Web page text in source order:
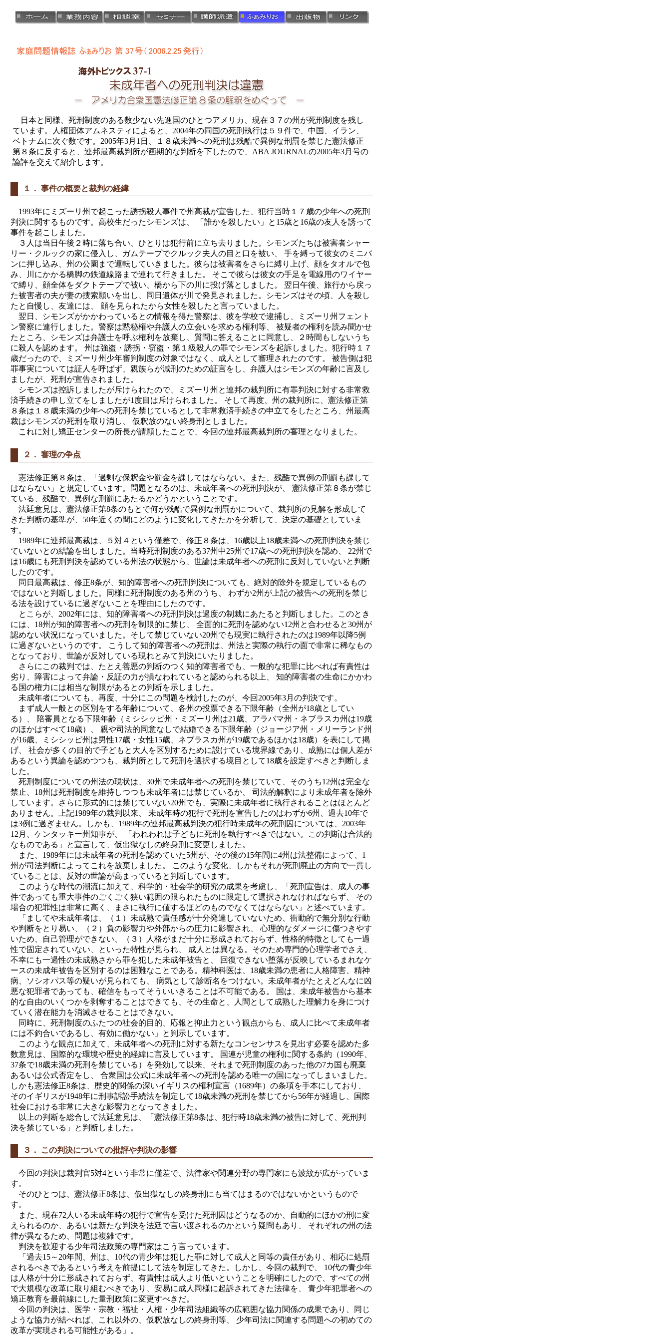
日本と同様、死刑制度のある数少ない先進国のひとつアメリカ、現在３７の州が死刑制度を残し
ています。人権団体アムネスティによると、2004年の同国の死刑執行は５９件で、中国、イラン、
ベトナムに次ぐ数です。2005年3月1日、１８歳未満への死刑は残酷で異例な刑罰を禁じた憲法修正
第８条に反すると、連邦最高裁判所が画期的な判断を下したので、ABA JOURNALの2005年3月号の
論評を交えて紹介します。
１． 事件の概要と裁判の経緯
1993年にミズーリ州で起こった誘拐殺人事件で州高裁が宣告した、犯行当時１７歳の少年への死刑
判決に関するものです。高校生だったシモンズは、 「誰かを殺したい」と15歳と16歳の友人を誘って
事件を起こしました。
３人は当日午後２時に落ち合い、ひとりは犯行前に立ち去りました。シモンズたちは被害者シャー
リー・クルックの家に侵入し、ガムテープでクルック夫人の目と口を被い、 手を縛って彼女のミニバ
ンに押し込み、州の公園まで運転していきました。彼らは被害者をさらに縛り上げ、顔をタオルで包
み、川にかかる橋脚の鉄道線路まで連れて行きました。 そこで彼らは彼女の手足を電線用のワイヤー
で縛り、顔全体をダクトテープで被い、橋から下の川に投げ落としました。 翌日午後、旅行から戻っ
た被害者の夫が妻の捜索願いを出し、同日遺体が川で発見されました。シモンズはその頃、人を殺し
たと自慢し、友達には、 顔を見られたから女性を殺したと言っていました。
翌日、シモンズがかかわっているとの情報を得た警察は、彼を学校で逮捕し、ミズーリ州フェント
ン警察に連行しました。警察は黙秘権や弁護人の立会いを求める権利等、 被疑者の権利を読み聞かせ
たところ、シモンズは弁護士を呼ぶ権利を放棄し、質問に答えることに同意し、２時間もしないうち
に殺人を認めます。 州は強盗・誘拐・窃盗・第１級殺人の罪でシモンズを起訴しました。犯行時１７
歳だったので、ミズーリ州少年審判制度の対象ではなく、成人として審理されたのです。 被告側は犯
罪事実については証人を呼ばず、親族らが減刑のための証言をし、弁護人はシモンズの年齢に言及し
ましたが、死刑が宣告されました。
シモンズは控訴しましたが斥けられたので、ミズーリ州と連邦の裁判所に有罪判決に対する非常救
済手続きの申し立てをしましたが1度目は斥けられました。 そして再度、州の裁判所に、憲法修正第
８条は１８歳未満の少年への死刑を禁じているとして非常救済手続きの申立てをしたところ、州最高
裁はシモンズの死刑を取り消し、 仮釈放のない終身刑としました。
これに対し矯正センターの所長が請願したことで、今回の連邦最高裁判所の審理となりました。
２． 審理の争点
憲法修正第８条は、「過剰な保釈金や罰金を課してはならない。また、残酷で異例の刑罰も課して
はならない」と規定しています。問題となるのは、未成年者への死刑判決が、 憲法修正第８条が禁じ
ている、残酷で、異例な刑罰にあたるかどうかということです。
法廷意見は、憲法修正第8条のもとで何が残酷で異例な刑罰かについて、裁判所の見解を形成して
きた判断の基準が、50年近くの間にどのように変化してきたかを分析して、決定の基礎としていま
す。
1989年に連邦最高裁は、５対４という僅差で、修正８条は、16歳以上18歳未満への死刑判決を禁じ
ていないとの結論を出しました。当時死刑制度のある37州中25州で17歳への死刑判決を認め、 22州で
は16歳にも死刑判決を認めている州法の状態から、世論は未成年者への死刑に反対していないと判断
したのです。
同日最高裁は、修正8条が、知的障害者への死刑判決についても、絶対的除外を規定しているもの
ではないと判断しました。同様に死刑制度のある州のうち、 わずか2州が上記の被告への死刑を禁じ
る法を設けているに過ぎないことを理由にしたのです。
とこらが、2002年には、知的障害者への死刑判決は過度の制裁にあたると判断しました。このとき
には、18州が知的障害者への死刑を制限的に禁じ、 全面的に死刑を認めない12州と合わせると30州が
認めない状況になっていました。そして禁じていない20州でも現実に執行されたのは1989年以降5例
に過ぎないというのです。 こうして知的障害者への死刑は、州法と実際の執行の面で非常に稀なもの
となっており、世論が反対している現れとみて判決にいたりました。
さらにこの裁判では、たとえ善悪の判断のつく知的障害者でも、一般的な犯罪に比べれば有責性は
劣り、障害によって弁論・反証の力が損なわれていると認められる以上、 知的障害者の生命にかかわ
る国の権力には相当な制限があるとの判断を示しました。
未成年者についても、再度、十分にこの問題を検討したのが、今回2005年3月の判決です。
まず成人一般との区別をする年齢について、各州の投票できる下限年齢（全州が18歳としてい
る）、 陪審員となる下限年齢（ミシシッピ州・ミズーリ州は21歳、アラバマ州・ネブラスカ州は19歳
のほかはすべて18歳）、 親や司法的同意なしで結婚できる下限年齢（ジョージア州・メリーランド州
が16歳、ミシシッピ州は男性17歳・女性15歳、ネブラスカ州が19歳であるほかは18歳）を表にして掲
げ、 社会が多くの目的で子どもと大人を区別するために設けている境界線であり、成熟には個人差が
あるという異論を認めつつも、裁判所として死刑を選択する境目として18歳を設定すべきと判断しま
した。
死刑制度についての州法の現状は、30州で未成年者への死刑を禁じていて、そのうち12州は完全な
禁止、18州は死刑制度を維持しつつも未成年者には禁じているか、 司法的解釈により未成年者を除外
しています。さらに形式的には禁じていない20州でも、実際に未成年者に執行されることはほとんど
ありません。上記1989年の裁判以来、 未成年時の犯行で死刑を宣告したのはわずか6州、過去10年で
は3例に過ぎません。しかも、1989年の連邦最高裁判決の犯行時未成年の死刑囚については、2003年
12月、ケンタッキー州知事が、 「われわれは子どもに死刑を執行すべきではない。この判断は合法的
なものである」と宣言して、仮出獄なしの終身刑に変更しました。
また、1989年には未成年者の死刑を認めていた5州が、その後の15年間に4州は法整備によって、1
州が司法判断によってこれを放棄しました。 このような変化、しかもそれが死刑廃止の方向で一貫し
ていることは、反対の世論が高まっていると判断しています。
このような時代の潮流に加えて、科学的・社会学的研究の成果を考慮し、「死刑宣告は、成人の事
件であっても重大事件のごくごく狭い範囲の限られたものに限定して選択されなければならず、 その
場合の犯罪性は非常に高く、まさに執行に値するほどのものでなくてはならない」と述べています。
「ましてや未成年者は、（１）未成熟で責任感が十分発達していないため、衝動的で無分別な行動
や判断をとり易い、（２）負の影響力や外部からの圧力に影響され、 心理的なダメージに傷つきやす
いため、自己管理ができない、（３）人格がまだ十分に形成されておらず、性格的特徴としても一過
性で固定されていない、といった特性が見られ、 成人とは異なる。そのため専門的心理学者でさえ、
不幸にも一過性の未成熟さから罪を犯した未成年被告と、 回復できない堕落が反映しているまれなケ
ースの未成年被告を区別するのは困難なことである。精神科医は、18歳未満の患者に人格障害、精神
病、ソシオパス等の疑いが見られても、 病気として診断名をつけない。未成年者がたとえどんなに凶
悪な犯罪者であっても、確信をもってそういいきることは不可能である。 国は、未成年被告から基本
的な自由のいくつかを剥奪することはできても、その生命と、人間として成熟した理解力を身につけ
ていく潜在能力を消滅させることはできない。
同時に、死刑制度のふたつの社会的目的、応報と抑止力という観点からも、成人に比べて未成年者
には不釣合いであるし、有効に働かない」と判示しています。
このような観点に加えて、未成年者への死刑に対する新たなコンセンサスを見出す必要を認めた多
数意見は、国際的な環境や歴史的経緯に言及しています。 国連が児童の権利に関する条約（1990年、
37条で18歳未満の死刑を禁じている）を発効して以来、それまで死刑制度のあった他の7カ国も廃棄
あるいは公式否定をし、 合衆国は公式に未成年者への死刑を認める唯一の国になってしまいました。
しかも憲法修正8条は、歴史的関係の深いイギリスの権利宣言（1689年）の条項を手本にしており、
そのイギリスが1948年に刑事訴訟手続法を制定して18歳未満の死刑を禁じてから56年が経過し、国際
社会における非常に大きな影響力となってきました。
以上の判断を総合して法廷意見は、「憲法修正第8条は、犯行時18歳未満の被告に対して、死刑判
決を禁じている」と判断しました。
３． この判決についての批評や判決の影響
今回の判決は裁判官5対4という非常に僅差で、法律家や関連分野の専門家にも波紋が広がっていま
す。
そのひとつは、憲法修正8条は、仮出獄なしの終身刑にも当てはまるのではないかというもので
す。
また、現在72人いる未成年時の犯行で宣告を受けた死刑囚はどうなるのか、自動的にほかの刑に変
えられるのか、あるいは新たな判決を法廷で言い渡されるのかという疑問もあり、 それぞれの州の法
律が異なるため、問題は複雑です。
判決を歓迎する少年司法政策の専門家はこう言っています。
「過去15～20年間、州は、10代の青少年は犯した罪に対して成人と同等の責任があり、相応に処罰
されるべきであるという考えを前提にして法を制定してきた。しかし、今回の裁判で、 10代の青少年
は人格が十分に形成されておらず、有責性は成人より低いということを明確にしたので、すべての州
で大規模な改革に取り組むべきであり、安易に成人同様に起訴されてきた法律を、 青少年犯罪者への
矯正教育を最前線にした量刑政策に変更すべきだ。
今回の判決は、医学・宗教・福祉・人権・少年司法組織等の広範囲な協力関係の成果であり、同じ
ような協力が結べれば、これ以外の、仮釈放なしの終身刑等、 少年司法に関連する問題への初めての
改革が実現される可能性がある」。